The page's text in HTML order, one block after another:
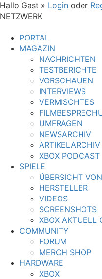
Hallo Gast » Login oder
NETZWERK
PORTAL
MAGAZIN
NACHRICHTEN
TESTBERICHTE
VORSCHAUEN
INTERVIEWS
VERMISCHTES
UMFRAGEN
NEWSARCHIV
ARTIKELARCHIV
XBOX PODCAST
SPIELE
ÜBERSICHT
HERSTELLER
VIDEOS
SCREENSHOTS
XBOX AKTUELL
COMMUNITY
FORUM
MERCH SHOP
HARDWARE
XBOX